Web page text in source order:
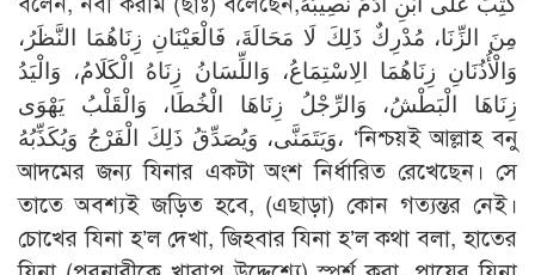
مِنَ الزِّنَا، مُدْرِكٌ ذَلِكَ لَا مَحَالَةَ، فَالْعَيْنَانِ زِنَاهُمَا النَّظَرُ،
وَالْأُذُنَانِ زِنَاهُمَا الِاسْتِمَاعُ، وَاللِّسَانُ زِنَاهُ الْكَلَامُ، وَالْيَدُ
زِنَاهَا الْبَطْشُ، وَالرِّجْلُ زِنَاهَا الْخُطَا، وَالْقَلْبُ يَهْوَى
وَيَتَمَنَّى، وَيُصَدِّقُ ذَلِكَ الْفَرْجُ وَيُكَذِّبُهُ، ‘নিশ্চয়ই আল্লাহ বনু
আদমের জন্য যিনার একটা অংশ নির্ধারিত রেখেছেন। সে
তাতে অবশ্যই জড়িত হবে, (এছাড়া) কোন গত্যন্তর নেই।
চোখের যিনা হ’ল দেখা, জিহবার যিনা হ’ল কথা বলা, হাতের